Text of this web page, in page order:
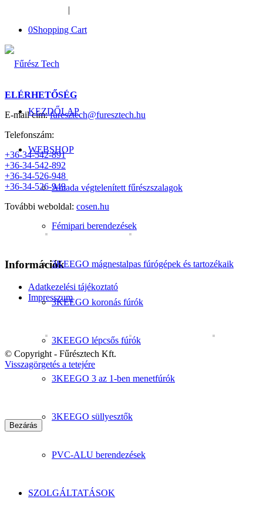
|
0Shopping Cart
KEZDŐLAP
WEBSHOP
Amada végtelenített fűrészszalagok
Fémipari berendezések
3KEEGO mágnestalpas fúrógépek és tartozékaik
3KEEGO koronás fúrók
3KEEGO lépcsős fúrók
3KEEGO 3 az 1-ben menetfúrók
3KEEGO süllyesztők
PVC-ALU berendezések
SZOLGÁLTATÁSOK
ELÉRHETŐSÉG
E-mail cím:furesztech@furesztech.hu
Telefonszám:
+36-34-542-891
+36-34-542-892
+36-34-526-948
+36-34-526-949
További weboldal: cosen.hu
Információk
Adatkezelési tájékoztató
Impresszum
© Copyright - Fűrésztech Kft.
Visszagörgetés a tetejére
Bezárás